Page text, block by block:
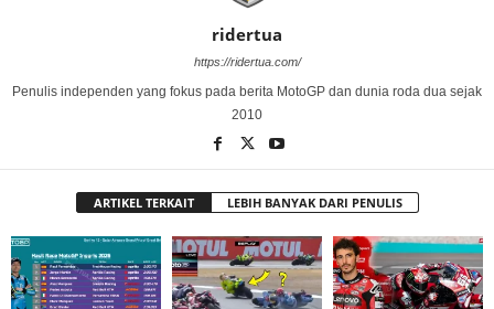
ridertua
https://ridertua.com/
Penulis independen yang fokus pada berita MotoGP dan dunia roda dua sejak
2010
ARTIKEL TERKAIT LEBIH BANYAK DARI PENULIS